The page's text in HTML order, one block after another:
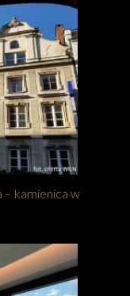
kamienica w